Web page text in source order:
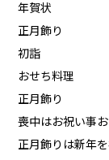
年賀状
正月飾り
初詣
おせち料理
正月飾り
喪中はお祝い事
正月飾りは新年